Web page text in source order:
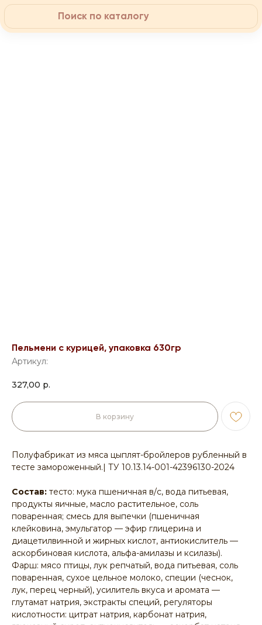
Пельмени с курицей, упаковка 630гр
Артикул:
327,00 р.
В корзину
Полуфабрикат из мяса цыплят-бройлеров рубленный в
тесте замороженный.| ТУ 10.13.14-001-42396130-2024
Состав: тесто: мука пшеничная в/с, вода питьевая,
продукты яичные, масло растительное, соль
поваренная; смесь для выпечки (пшеничная
клейковина, эмульгатор — эфир глицерина и
диацетилвинной и жирных кислот, антиокислитель —
аскорбиновая кислота, альфа-амилазы и ксилазы).
Фарш: мясо птицы, лук репчатый, вода питьевая, соль
поваренная, сухое цельное молоко, специи (чеснок,
лук, перец черный), усилитель вкуса и аромата —
глутамат натрия, экстракты специй, регуляторы
кислотности: цитрат натрия, карбонат натрия,